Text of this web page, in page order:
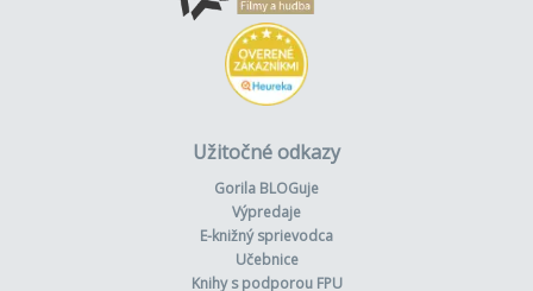
Užitočné odkazy
Gorila BLOGuje
Výpredaje
E-knižný sprievodca
Učebnice
Knihy s podporou FPU